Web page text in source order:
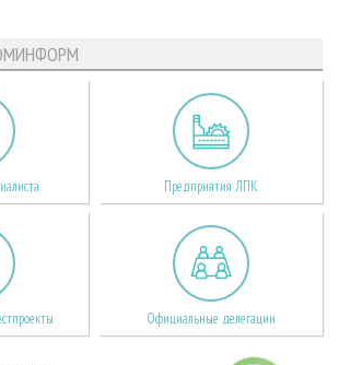
Предприятия ЛПК
Официальные делегации